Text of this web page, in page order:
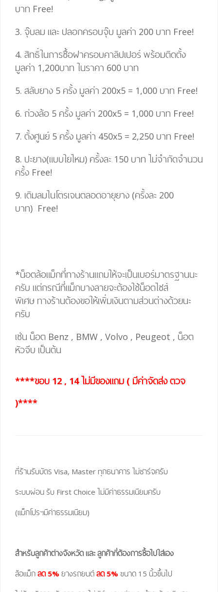
บาท Free!
3. จุ๊บลม และ ปลอกครอบจุ๊บ มูลค่า 200 บาท Free!
4. สิทธิ์ในการซื้อฝาครอบคาลิปเปอร์ พร้อมติดตั้ง
มูลค่า 1,200บาท ในราคา 600 บาท
5. สลับยาง 5 ครั้ง มูลค่า 200x5 = 1,000 บาท Free!
6. ถ่วงล้อ 5 ครั้ง มูลค่า 200x5 = 1,000 บาท Free!
7. ตั้งศูนย์ 5 ครั้ง มูลค่า 450x5 = 2,250 บาท Free!
8. ปะยาง(แบบใยไหม) ครั้งละ 150 บาท ไม่จำกัดจำนวน
ครั้ง Free!
9. เติมลมไนโตรเจนตลอดอายุยาง (ครั้งละ 200
บาท) Free!
*น็อตล้อแม็กที่ทางร้านแถมให้จะเป็นเบอร์มาตรฐานนะ
ครับ แต่กรณีที่แม็กบางลายจะต้องใช้น็อตไซส์
พิเศษ ทางร้านต้องขอให้เพิ่มเงินตามส่วนต่างด้วยนะ
ครับ
เช่น น็อต Benz , BMW , Volvo , Peugeot , น็อต
หัวจีบ เป็นต้น
****ขอบ 12 , 14 ไม่มีของแถม ( มีค่าจัดส่ง ตวจ
)****
ที่ร้านรับบัตร Visa, Master ทุกธนาคาร ไม่ชาร์จครับ
ระบบผ่อน รับ First Choice ไม่มีค่าธรรมเนียมครับ
(แม็กโปรฯมีค่าธรรมเนียม)
สำหรับลูกค้าต่างจังหวัด และ ลูกค้าที่ต้องการซื้อไปใส่เอง
ล้อแม็ก ลด 5% ยางรถยนต์ ลด 5% ขนาด 15 นิ้วขึ้นไป